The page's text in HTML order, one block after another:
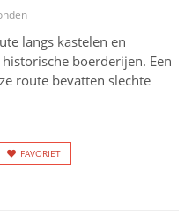
langs kastelen en
boerderijen. Een
route bevatten slechte
FAVORIET